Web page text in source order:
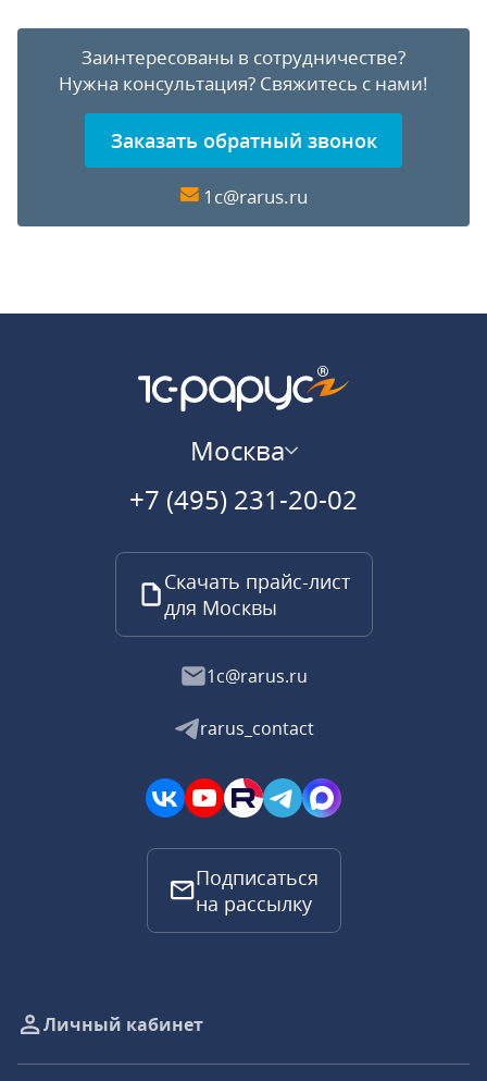
Заинтересованы в сотрудничестве?
Нужна консультация? Свяжитесь с нами!
Заказать обратный звонок
1c@rarus.ru
Москва
+7 (495) 231-20-02
Скачать прайс-лист
для Москвы
1c@rarus.ru
rarus_contact
Подписаться
на рассылку
Личный кабинет